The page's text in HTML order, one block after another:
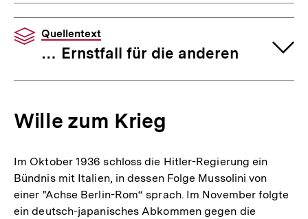
Quellentext
… Ernstfall für die anderen
Wille zum Krieg
Im Oktober 1936 schloss die Hitler-Regierung ein
Bündnis mit Italien, in dessen Folge Mussolini von
einer "Achse Berlin-Rom“ sprach. Im November folgte
ein deutsch-japanisches Abkommen gegen die